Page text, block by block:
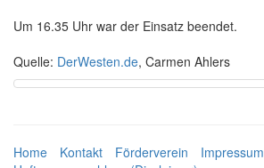
Um 16.35 Uhr war der Einsatz beendet.
Quelle: DerWesten.de, Carmen Ahlers
Home Kontakt Förderverein Impressum